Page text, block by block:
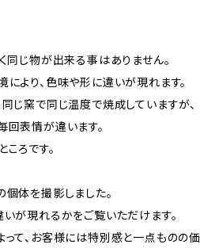
同じ物が出来る事はありません。
より、色味や形に違いが現れます。
じ窯で同じ温度で焼成していますが、
表情が違います。
ろです。
体を撮影しました。
が現れるかをご覧いただけます。
て、お客様には特別感と一点ものの価